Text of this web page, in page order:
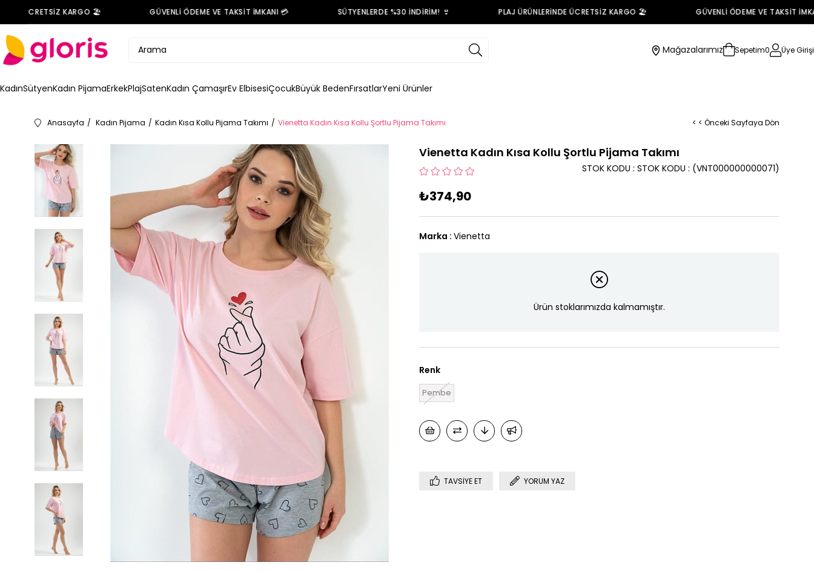
ÜCRETSİZ KARGO 🏖️ GÜVENLİ ÖDEME VE TAKSİT İMKANI 💳 SÜTYENLERDE %30 İNDİRİM! 👙 PLAJ ÜRÜNLERİNDE ÜCRETSİZ KARGO 🏖️ GÜVENLİ ÖDEME VE TAKSİT
Mağazalarımız Sepetim0 Üye Girişi
KadınSütyenKadın PijamaErkekPlajSatenKadın ÇamaşırEv ElbisesiÇocukBüyük BedenFırsatlarYeni Ürünler
Anasayfa Kadın Pijama Kadın Kısa Kollu Pijama Takımı Vienetta Kadın Kısa Kollu Şortlu Pijama Takımı < < Önceki Sayfaya Dön
Vienetta Kadın Kısa Kollu Şortlu Pijama Takımı
(VNT000000000071)
STOK KODU STOK KODU
₺374,90
Marka : Vienetta
Ürün stoklarımızda kalmamıştır.
Renk
Pembe
TAVSIYE ET YORUM YAZ